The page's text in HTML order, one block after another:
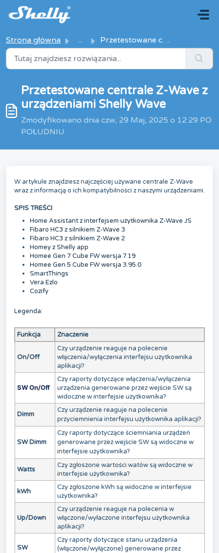
Przejdź do głównej treści
Strona główna ... Przetestowane centrale Z-Wave z urządzeniami Shelly Wave
Przetestowane centrale Z-Wave z
urządzeniami Shelly Wave
Zmodyfikowano dnia czw, 29 Maj, 2025 o 12:29 PO
POŁUDNIU
W artykule znajdziesz najczęściej używane centrale Z-Wave
wraz z informacją o ich kompatybilności z naszymi urządzeniami.
SPIS TREŚCI
Home Assistant z interfejsem użytkownika Z-Wave JS
Fibaro HC3 z silnikiem Z-Wave 3
Fibaro HC3 z silnikiem Z-Wave 2
Homey z Shelly app
Homee Gen 7 Cube FW wersja 7.19
Homee Gen 5 Cube FW wersja 3.95.0
SmartThings
Vera Ezlo
Cozify
Legenda:
Funkcja Znaczenie
On/Off
Czy urządzenie reaguje na polecenie
włączenia/wyłączenia interfejsu użytkownika
aplikacji?
SW On/Off
Czy raporty dotyczące włączenia/wyłączenia
urządzenia generowane przez wejście SW są
widoczne w interfejsie użytkownika?
Dimm
Czy urządzenie reaguje na polecenie
przyciemnienia interfejsu użytkownika aplikacji?
SW Dimm
Czy raporty dotyczące ściemniania urządzeń
generowane przez wejście SW są widoczne w
interfejsie użytkownika?
Watts
Czy zgłoszone wartości watów są widoczne w
interfejsie użytkownika?
kWh
Czy zgłoszone kWh są widoczne w interfejsie
użytkownika?
Up/Down
Czy urządzenie reaguje na polecenia w
włączone/wyłaczone interfejsu użytkownika
aplikacji?
SW
Czy raporty dotyczące stanu urządzenia
(włączone/wyłączone) generowane przez